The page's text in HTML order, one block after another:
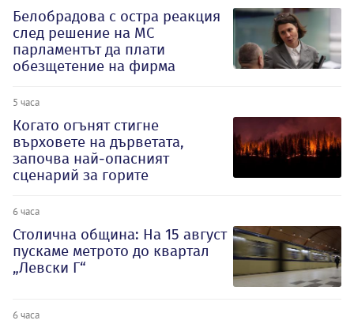
Белобрадова с остра реакция
след решение на МС
парламентът да плати
обезщетение на фирма
5 часа
Когато огънят стигне
върховете на дърветата,
започва най-опасният
сценарий за горите
6 часа
Столична община: На 15 август
пускаме метрото до квартал
„Левски Г“
6 часа